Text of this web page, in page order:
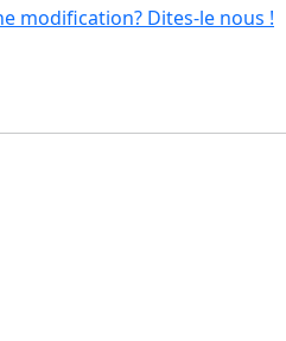
modification? Dites-le nous !